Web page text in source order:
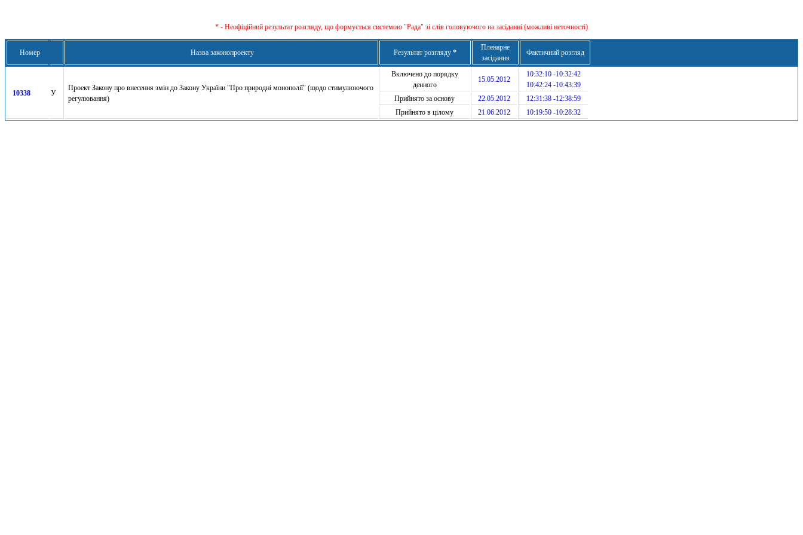
* - Неофіційний результат розгляду, що формується сиcтемою "Рада" зі слів головуючого на засіданні (можливі неточності)
Номер Назва законопроекту Результат розгляду *
Пленарне
засідання
Фактичний розгляд
10338 У
Проект Закону про внесення змін до Закону України "Про природні монополії" (щодо стимулюючого
регулювання)
Включено до порядку
денного
15.05.2012
10:32:10 -10:32:42
10:42:24 -10:43:39
Прийнято за основу
22.05.2012
12:31:38 -12:38:59
Прийнято в цілому
21.06.2012 10:19:50 -10:28:32